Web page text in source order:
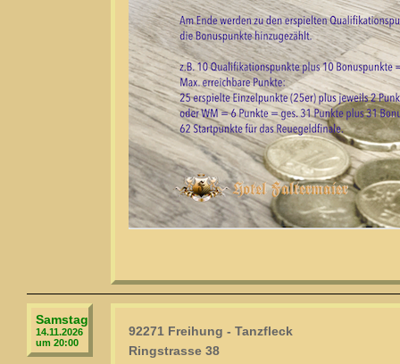
Samstag
14.11.2026
um 20:00
92271 Freihung - Tanzfleck
Ringstrasse 38